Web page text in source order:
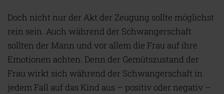
Doch nicht nur der Akt der Zeugung sollte möglichst
rein sein. Auch während der Schwangerschaft
sollten der Mann und vor allem die Frau auf ihre
Emotionen achten. Denn der Gemütszustand der
Frau wirkt sich während der Schwangerschaft in
jedem Fall auf das Kind aus – positiv oder negativ –